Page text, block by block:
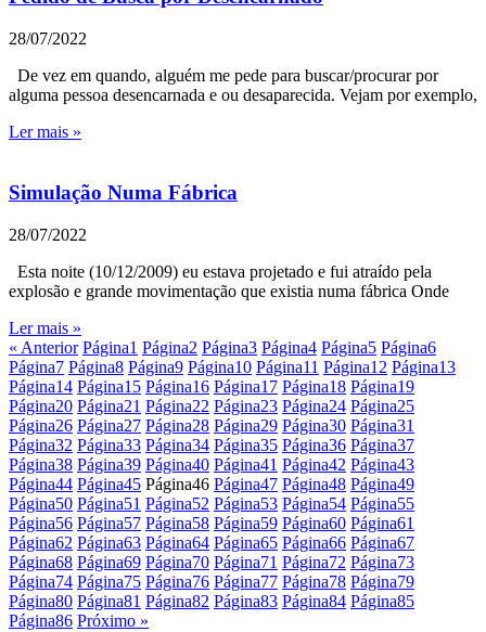
28/07/2022
De vez em quando, alguém me pede para buscar/procurar por
alguma pessoa desencarnada e ou desaparecida. Vejam por exemplo,
Ler mais »
Simulação Numa Fábrica
28/07/2022
Esta noite (10/12/2009) eu estava projetado e fui atraído pela
explosão e grande movimentação que existia numa fábrica Onde
Ler mais »
« Anterior Página1 Página2 Página3 Página4 Página5 Página6
Página7 Página8 Página9 Página10 Página11 Página12 Página13
Página14 Página15 Página16 Página17 Página18 Página19
Página20 Página21 Página22 Página23 Página24 Página25
Página26 Página27 Página28 Página29 Página30 Página31
Página32 Página33 Página34 Página35 Página36 Página37
Página38 Página39 Página40 Página41 Página42 Página43
Página44 Página45 Página46 Página47 Página48 Página49
Página50 Página51 Página52 Página53 Página54 Página55
Página56 Página57 Página58 Página59 Página60 Página61
Página62 Página63 Página64 Página65 Página66 Página67
Página68 Página69 Página70 Página71 Página72 Página73
Página74 Página75 Página76 Página77 Página78 Página79
Página80 Página81 Página82 Página83 Página84 Página85
Página86 Próximo »